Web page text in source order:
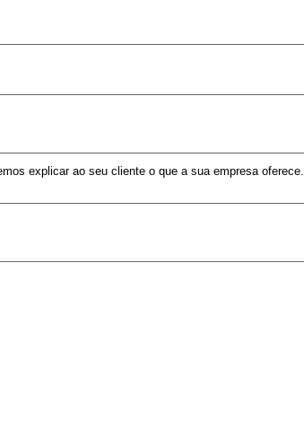
explicar ao seu cliente o que a sua empresa oferece.